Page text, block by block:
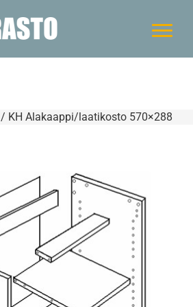
/ KH Alakaappi/laatikosto 570×288